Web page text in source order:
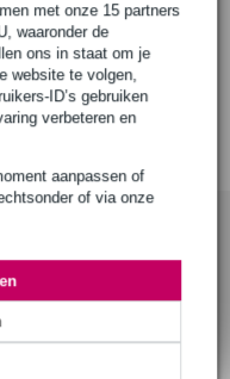
met onze 15 partners
waaronder de
ons in staat om je
website te volgen,
ID’s gebruiken
verbeteren en
aanpassen of
of via onze